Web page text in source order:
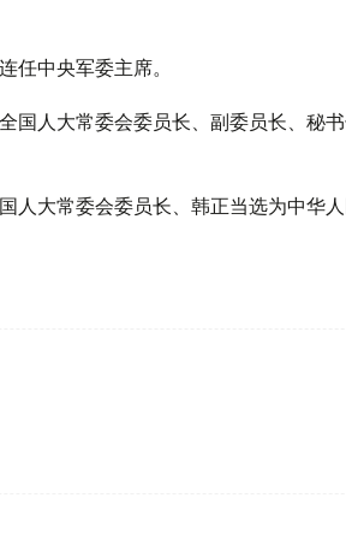
任中央军委主席。
国人大常委会委员长、副委员长、秘
人大常委会委员长、韩正当选为中华人